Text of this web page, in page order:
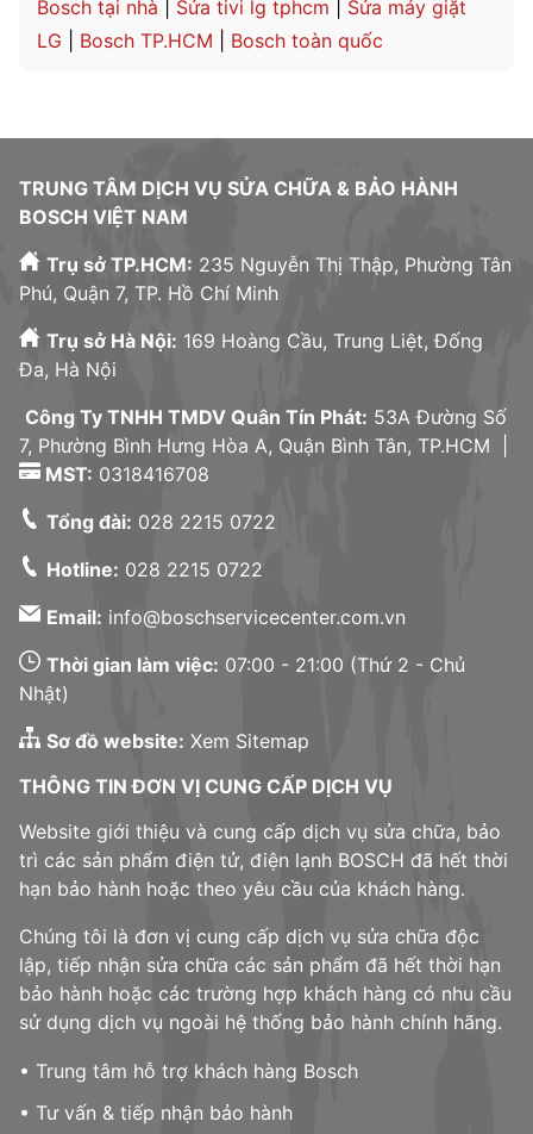
Bosch tại nhà
Sửa tivi lg tphcm
Sửa máy giặt
LG
Bosch TP.HCM Bosch toàn quốc
TRUNG TÂM DỊCH VỤ SỬA CHỮA & BẢO HÀNH
BOSCH VIỆT NAM
Trụ sở TP.HCM: 235 Nguyễn Thị Thập, Phường Tân
Phú, Quận 7, TP. Hồ Chí Minh
Trụ sở Hà Nội: 169 Hoàng Cầu, Trung Liệt, Đống
Đa, Hà Nội
Công Ty TNHH TMDV Quân Tín Phát: 53A Đường Số
7, Phường Bình Hưng Hòa A, Quận Bình Tân, TP.HCM |
MST: 0318416708
Tổng đài: 028 2215 0722
Hotline: 028 2215 0722
Email: info@boschservicecenter.com.vn
Thời gian làm việc: 07:00 - 21:00 (Thứ 2 - Chủ
Nhật)
Sơ đồ website: Xem Sitemap
THÔNG TIN ĐƠN VỊ CUNG CẤP DỊCH VỤ
Website giới thiệu và cung cấp dịch vụ sửa chữa, bảo
trì các sản phẩm điện tử, điện lạnh BOSCH đã hết thời
hạn bảo hành hoặc theo yêu cầu của khách hàng.
Chúng tôi là đơn vị cung cấp dịch vụ sửa chữa độc
lập, tiếp nhận sửa chữa các sản phẩm đã hết thời hạn
bảo hành hoặc các trường hợp khách hàng có nhu cầu
sử dụng dịch vụ ngoài hệ thống bảo hành chính hãng.
• Trung tâm hỗ trợ khách hàng Bosch
• Tư vấn & tiếp nhận bảo hành